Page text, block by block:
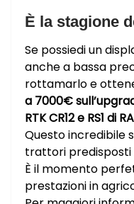
È la stagione
Se possiedi un
anche a bassa
rottamarlo e
a 7000€
RTK CR12 e RS1 di
Questo incredibile
trattori predisposti
È il momento
prestazioni in